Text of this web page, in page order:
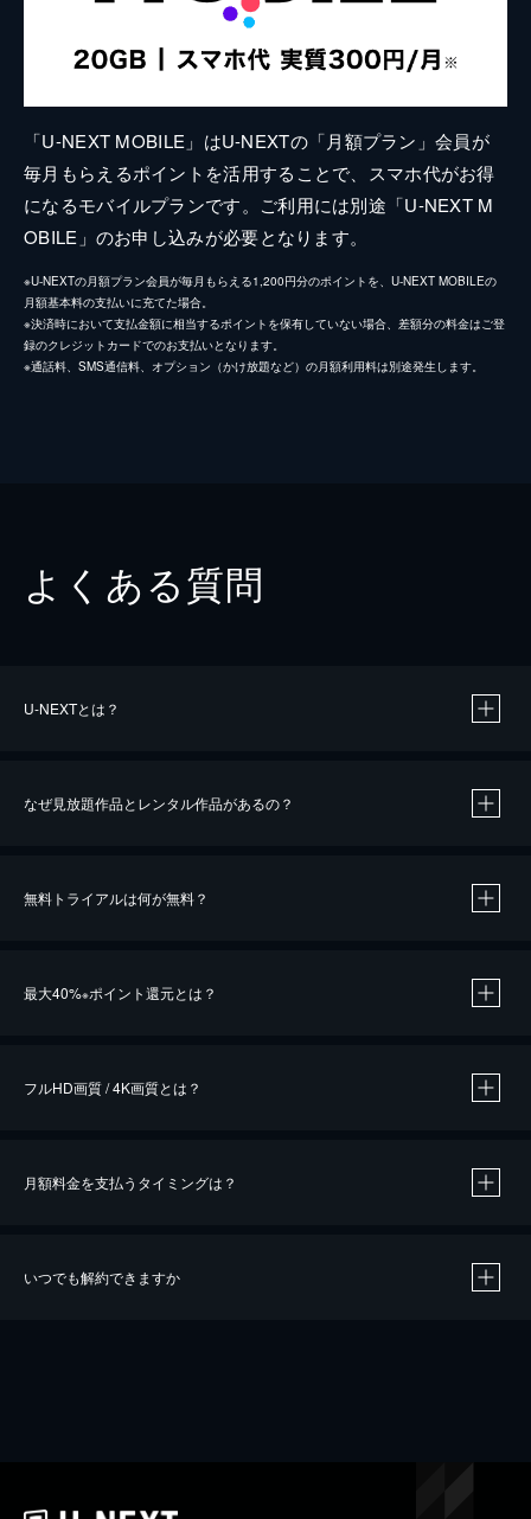
「U-NEXT MOBILE」はU-NEXTの「月額プラン」会員が
毎月もらえるポイントを活用することで、スマホ代がお得
になるモバイルプランです。ご利用には別途「U-NEXT M
OBILE」のお申し込みが必要となります。
※U-NEXTの月額プラン会員が毎月もらえる1,200円分のポイントを、U-NEXT MOBILEの
月額基本料の支払いに充てた場合。
※決済時において支払金額に相当するポイントを保有していない場合、差額分の料金はご登
録のクレジットカードでのお支払いとなります。
※通話料、SMS通信料、オプション（かけ放題など）の月額利用料は別途発生します。
よくある質問
U-NEXTとは？
なぜ見放題作品とレンタル作品があるの？
無料トライアルは何が無料？
最大40%※ポイント還元とは？
※40％ポイント還元の対象は、クレジットカード決済による作品の購入 / レンタルです。
iOSアプリのUコイン決済による作品の購入 / レンタルは、20％のポイント還元です。
フルHD画質 / 4K画質とは？
月額料金を支払うタイミングは？
いつでも解約できますか